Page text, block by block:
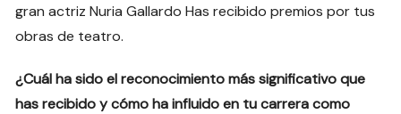
gran actriz Nuria Gallardo Has recibido premios por tus
obras de teatro.
¿Cuál ha sido el reconocimiento más significativo que
has recibido y cómo ha influido en tu carrera como